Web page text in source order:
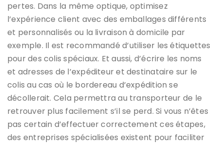
pertes. Dans la même optique, optimisez
l’expérience client avec des emballages différents
et personnalisés ou la livraison à domicile par
exemple. Il est recommandé d’utiliser les étiquettes
pour des colis spéciaux. Et aussi, d’écrire les noms
et adresses de l’expéditeur et destinataire sur le
colis au cas où le bordereau d’expédition se
décollerait. Cela permettra au transporteur de le
retrouver plus facilement s’il se perd. Si vous n’êtes
pas certain d’effectuer correctement ces étapes,
des entreprises spécialisées existent pour faciliter